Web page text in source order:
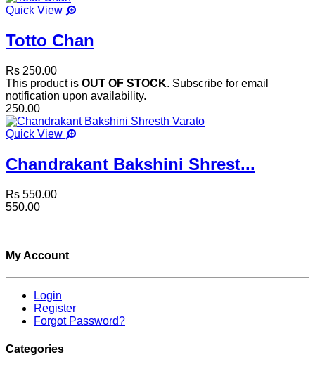
Quick View
Totto Chan
Rs 250.00
This product is OUT OF STOCK. Subscribe for email
notification upon availability.
250.00
Quick View
Chandrakant Bakshini Shrest...
Rs 550.00
550.00
My Account
Login
Register
Forgot Password?
Categories